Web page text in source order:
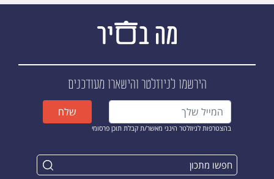
הירשמו לניוזלטרוהישארו מעודכנים
בהצטרפות לניוזלטר הינני מאשר/ת קבלת תוכן פרסומי
שלח